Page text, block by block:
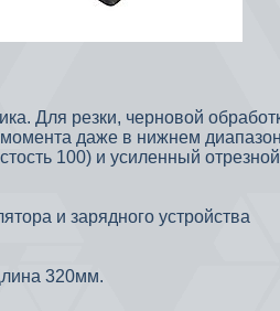
Для резки, черновой
даже в нижнем
100) и усиленный
и зарядного устройства
320мм.